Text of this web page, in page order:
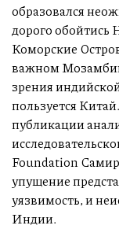
образовался
дорого
Коморские
важном
зрения
пользуется
публикации
Foundation
упущение
уязвимость, и
Индии.